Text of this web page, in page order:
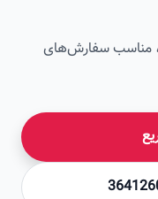
سفارش‌های